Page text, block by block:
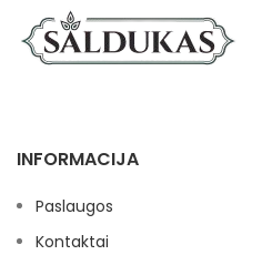
INFORMACIJA
Paslaugos
Kontaktai